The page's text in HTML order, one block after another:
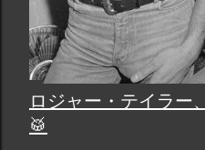
ロジャー・テイラー
🥁